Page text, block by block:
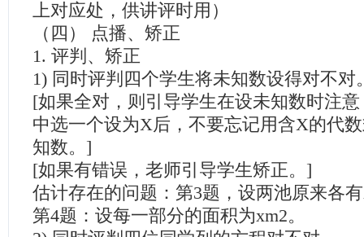
上对应处，供讲评时用）
（四） 点播、矫正
1. 评判、矫正
1) 同时评判四个学生将未知数设得对不对
[如果全对，则引导学生在设未知数时注
中选一个设为X后，不要忘记用含X的代
知数。]
[如果有错误，老师引导学生矫正。]
估计存在的问题：第3题，设两池原来各
第4题：设每一部分的面积为xm2。